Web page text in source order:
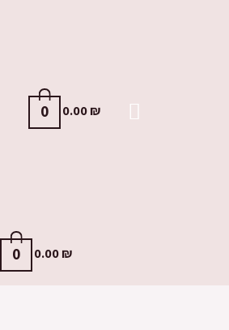
0.00₪
0
0.00₪
0